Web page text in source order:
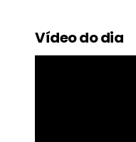
Vídeo do dia